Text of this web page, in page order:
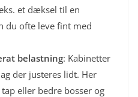
et dæksel til en
du ofte leve fint med
belastning: Kabinetter
der justeres lidt. Her
eller bedre bosser og